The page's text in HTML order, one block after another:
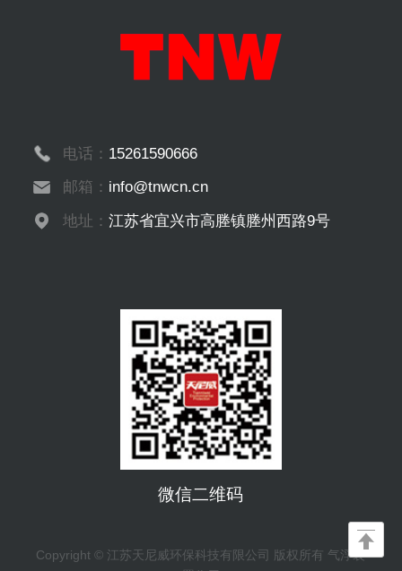
电话： 15261590666
邮箱： info@tnwcn.cn
地址：江苏省宜兴市高塍镇塍州西路9号
微信二维码
Copyright © 江苏天尼威环保科技有限公司 版权所有 气浮装